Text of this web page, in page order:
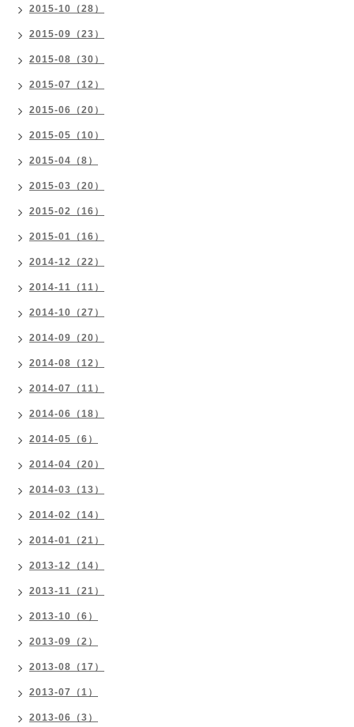
2015-10（28）
2015-09（23）
2015-08（30）
2015-07（12）
2015-06（20）
2015-05（10）
2015-04（8）
2015-03（20）
2015-02（16）
2015-01（16）
2014-12（22）
2014-11（11）
2014-10（27）
2014-09（20）
2014-08（12）
2014-07（11）
2014-06（18）
2014-05（6）
2014-04（20）
2014-03（13）
2014-02（14）
2014-01（21）
2013-12（14）
2013-11（21）
2013-10（6）
2013-09（2）
2013-08（17）
2013-07（1）
2013-06（3）